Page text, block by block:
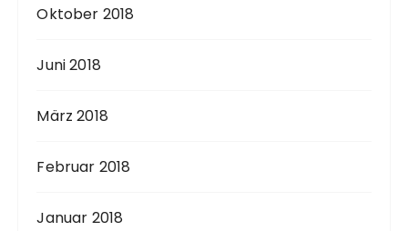
Oktober 2018
Juni 2018
März 2018
Februar 2018
Januar 2018